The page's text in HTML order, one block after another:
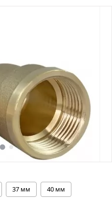
37 мм 40 мм